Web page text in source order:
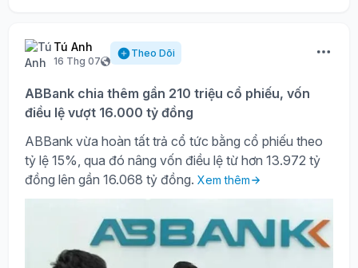
Tú Anh
16 Thg 07
Theo Dõi
ABBank chia thêm gần 210 triệu cổ phiếu, vốn
điều lệ vượt 16.000 tỷ đồng
ABBank vừa hoàn tất trả cổ tức bằng cổ phiếu theo
tỷ lệ 15%, qua đó nâng vốn điều lệ từ hơn 13.972 tỷ
đồng lên gần 16.068 tỷ đồng. Xem thêm